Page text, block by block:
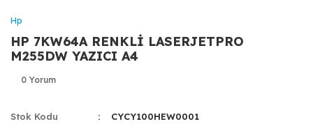
Hp
HP 7KW64A RENKLİ LASERJETPRO
M255DW YAZICI A4
0 Yorum
Stok Kodu
CYCY100HEW0001